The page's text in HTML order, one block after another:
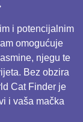
i potencijalnim
omogućuje
njegu te
Bez obzira
Cat Finder je
i vaša mačka